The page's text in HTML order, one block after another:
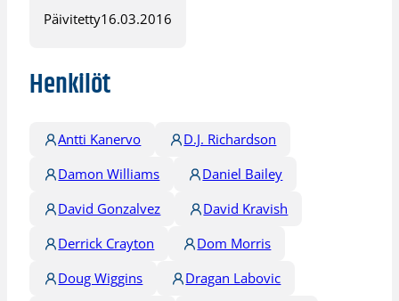
Päivitetty16.03.2016
Henkilöt
Antti Kanervo
D.J. Richardson
Damon Williams
Daniel Bailey
David Gonzalvez
David Kravish
Derrick Crayton
Dom Morris
Doug Wiggins
Dragan Labovic